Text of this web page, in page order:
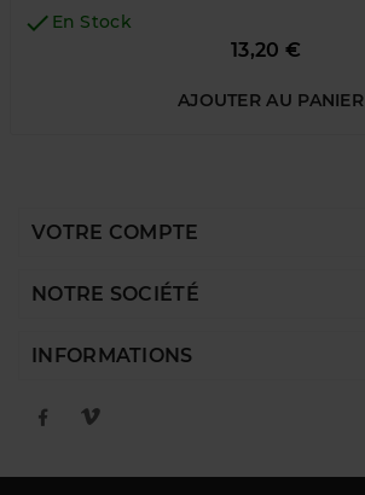
 En Stock
13,20 €
AJOUTER AU PANIER
VOTRE COMPTE
NOTRE SOCIÉTÉ
INFORMATIONS